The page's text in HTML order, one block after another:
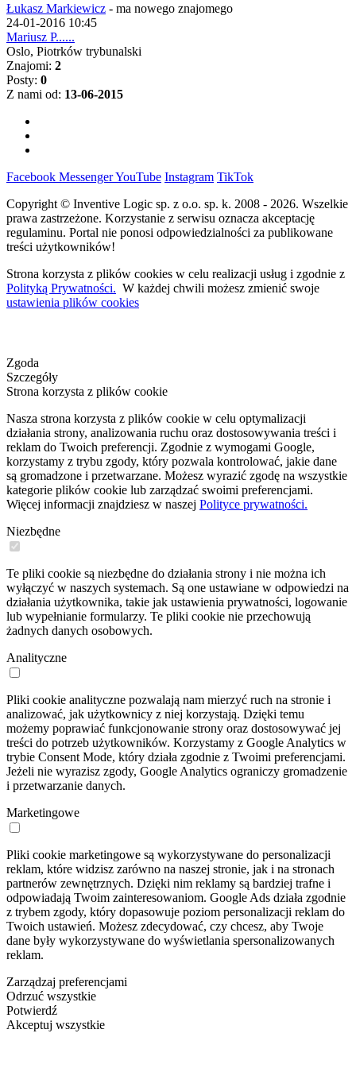
Łukasz Markiewicz - ma nowego znajomego
24-01-2016 10:45
Mariusz P......
Oslo, Piotrków trybunalski
Znajomi: 2
Posty: 0
Z nami od: 13-06-2015
Facebook MessengerYouTube Instagram TikTok
Copyright © Inventive Logic sp. z o.o. sp. k. 2008 - 2026. Wszelkie
prawa zastrzeżone. Korzystanie z serwisu oznacza akceptację
regulaminu. Portal nie ponosi odpowiedzialności za publikowane
treści użytkowników!
Strona korzysta z plików cookies w celu realizacji usług i zgodnie z
Polityką Prywatności. W każdej chwili możesz zmienić swoje
ustawienia plików cookies
Zgoda
Szczegóły
Strona korzysta z plików cookie
Nasza strona korzysta z plików cookie w celu optymalizacji
działania strony, analizowania ruchu oraz dostosowywania treści i
reklam do Twoich preferencji. Zgodnie z wymogami Google,
korzystamy z trybu zgody, który pozwala kontrolować, jakie dane
są gromadzone i przetwarzane. Możesz wyrazić zgodę na wszystkie
kategorie plików cookie lub zarządzać swoimi preferencjami.
Więcej informacji znajdziesz w naszej Polityce prywatności.
Niezbędne
Te pliki cookie są niezbędne do działania strony i nie można ich
wyłączyć w naszych systemach. Są one ustawiane w odpowiedzi na
działania użytkownika, takie jak ustawienia prywatności, logowanie
lub wypełnianie formularzy. Te pliki cookie nie przechowują
żadnych danych osobowych.
Analityczne
Pliki cookie analityczne pozwalają nam mierzyć ruch na stronie i
analizować, jak użytkownicy z niej korzystają. Dzięki temu
możemy poprawiać funkcjonowanie strony oraz dostosowywać jej
treści do potrzeb użytkowników. Korzystamy z Google Analytics w
trybie Consent Mode, który działa zgodnie z Twoimi preferencjami.
Jeżeli nie wyrazisz zgody, Google Analytics ograniczy gromadzenie
i przetwarzanie danych.
Marketingowe
Pliki cookie marketingowe są wykorzystywane do personalizacji
reklam, które widzisz zarówno na naszej stronie, jak i na stronach
partnerów zewnętrznych. Dzięki nim reklamy są bardziej trafne i
odpowiadają Twoim zainteresowaniom. Google Ads działa zgodnie
z trybem zgody, który dopasowuje poziom personalizacji reklam do
Twoich ustawień. Możesz zdecydować, czy chcesz, aby Twoje
dane były wykorzystywane do wyświetlania spersonalizowanych
reklam.
Zarządzaj preferencjami
Odrzuć wszystkie
Potwierdź
Akceptuj wszystkie